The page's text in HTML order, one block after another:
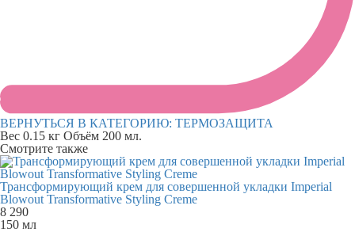
ВЕРНУТЬСЯ В КАТЕГОРИЮ: ТЕРМОЗАЩИТА
Вес 0.15 кг Объём 200 мл.
Смотрите также
Трансформирующий крем для совершенной укладки Imperial
Blowout Transformative Styling Creme
8 290
150 мл